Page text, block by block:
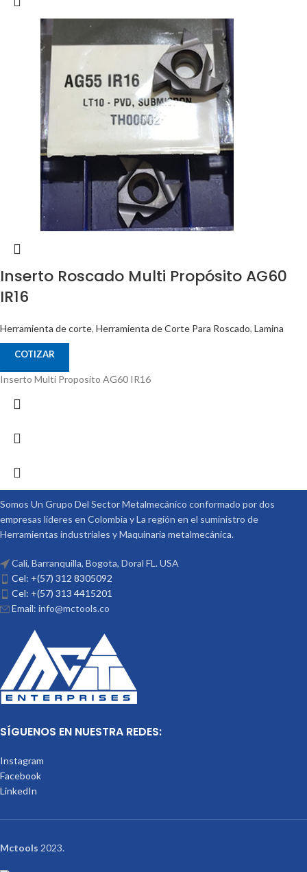
Inserto Roscado Multi Propósito AG60
IR16
Herramienta de corte, Herramienta de Corte Para Roscado, Lamina
COTIZAR
Inserto Multi Proposito AG60 IR16
Somos Un Grupo Del Sector Metalmecánico conformado por dos
empresas lideres en Colombia y La región en el suministro de
Herramientas industriales y Maquinaria metalmecánica.
Cali, Barranquilla, Bogota, Doral FL. USA
Cel: +(57) 312 8305092
Cel: +(57) 313 4415201
Email: info@mctools.co
SÍGUENOS EN NUESTRA REDES:
Instagram
Facebook
LinkedIn
Mctools 2023.